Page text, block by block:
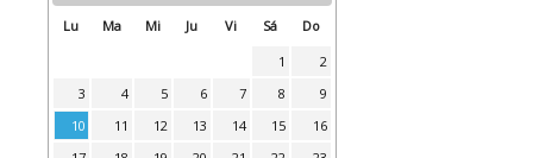
Lu Ma Mi Ju Vi Sá Do
1
2
3
4 5 6 7 8
9
10
11 12 13 14 15
16